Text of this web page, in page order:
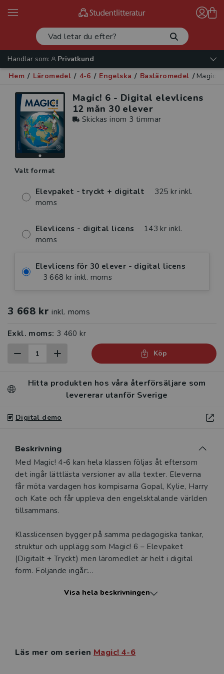
Handlar som:
Privatkund
Hem / Läromedel / 4-6 / Engelska / Basläromedel / Magic!
Magic! 6 - Digital elevlicens
12 mån 30 elever
Skickas inom 3 timmar
Valt format
Elevpaket - tryckt + digitalt
325 kr inkl.
moms
Elevlicens - digital licens
143 kr inkl.
moms
Elevlicens för 30 elever - digital licens
3 668 kr inkl. moms
3 668 kr inkl. moms
Exkl. moms: 3 460 kr
Köp
Hitta produkten hos våra återförsäljare som
levererar utanför Sverige
Digital demo
Beskrivning
Beskrivning
Med Magic! 4-6 kan hela klassen följas åt eftersom
det ingår lättlästa versioner av alla texter. Eleverna
får möta vardagen hos kompisarna Gopal, Kylie, Harry
och Kate och får uppleva den engelsktalande världen
tillsammans.
Klasslicensen bygger på samma pedagogiska tankar,
struktur och upplägg som Magic! 6 – Elevpaket
(Digitalt + Tryckt) men läromedlet är helt i digital
form. Följande ingår:
• DigitalTextbook
Digitalt läromedel
Visa hela beskrivningen
Läs mer om serien Magic! 4-6